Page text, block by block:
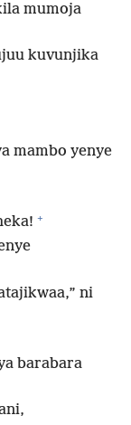
mumoja
kuvunjika
mambo yenye
+
ni
barabara